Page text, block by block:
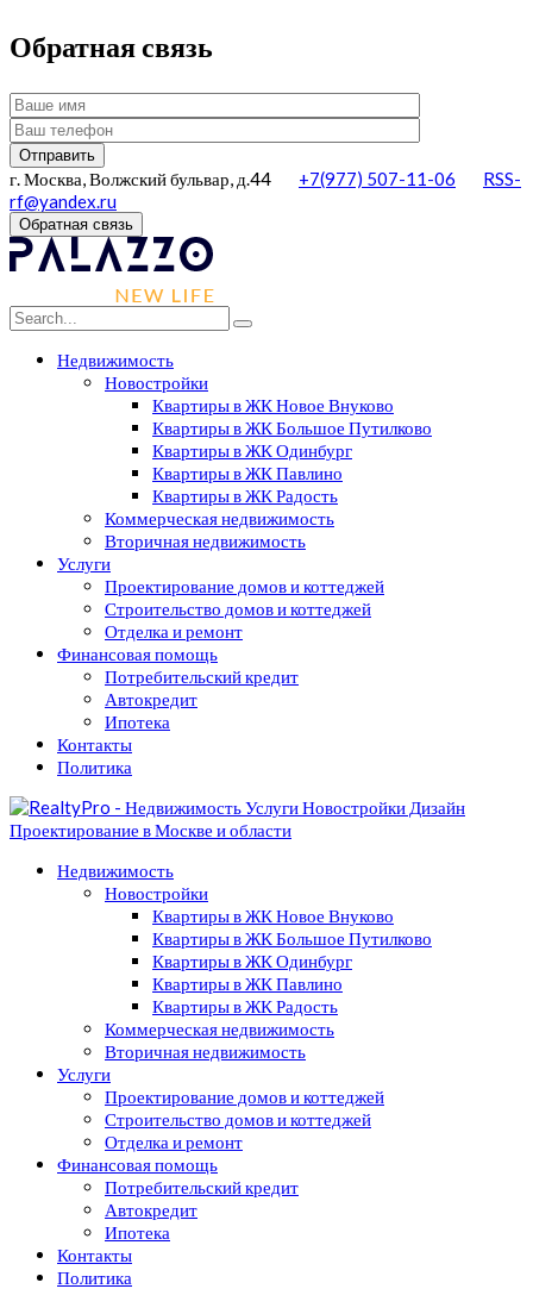
Обратная связь
г. Москва, Волжский бульвар, д.44 +7(977) 507-11-06
RSS-
rf@yandex.ru
Обратная связь
Недвижимость
Новостройки
Квартиры в ЖК Новое Внуково
Квартиры в ЖК Большое Путилково
Квартиры в ЖК Одинбург
Квартиры в ЖК Павлино
Квартиры в ЖК Радость
Коммерческая недвижимость
Вторичная недвижимость
Услуги
Проектирование домов и коттеджей
Строительство домов и коттеджей
Отделка и ремонт
Финансовая помощь
Потребительский кредит
Автокредит
Ипотека
Контакты
Политика
Недвижимость
Новостройки
Квартиры в ЖК Новое Внуково
Квартиры в ЖК Большое Путилково
Квартиры в ЖК Одинбург
Квартиры в ЖК Павлино
Квартиры в ЖК Радость
Коммерческая недвижимость
Вторичная недвижимость
Услуги
Проектирование домов и коттеджей
Строительство домов и коттеджей
Отделка и ремонт
Финансовая помощь
Потребительский кредит
Автокредит
Ипотека
Контакты
Политика